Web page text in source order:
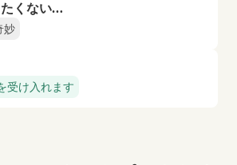
くない…
妙
受け入れます